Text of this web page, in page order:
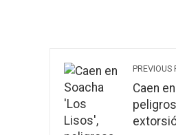
PREVIOUS
Caen